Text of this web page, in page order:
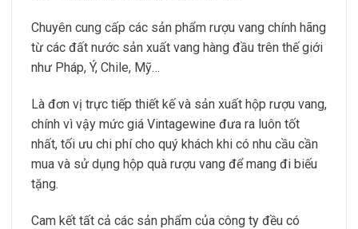
Chuyên cung cấp các sản phẩm rượu vang chính hãng
từ các đất nước sản xuất vang hàng đầu trên thế giới
như Pháp, Ý, Chile, Mỹ…
Là đơn vị trực tiếp thiết kế và sản xuất hộp rượu vang,
chính vì vậy mức giá Vintagewine đưa ra luôn tốt
nhất, tối ưu chi phí cho quý khách khi có nhu cầu cần
mua và sử dụng hộp quà rượu vang để mang đi biếu
tặng.
Cam kết tất cả các sản phẩm của công ty đều có